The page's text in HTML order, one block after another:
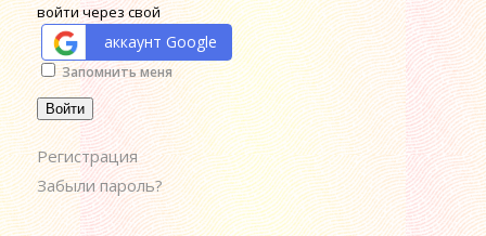
войти через свой
аккаунт Google
Alternative:
Запомнить меня
Войти
Регистрация
Забыли пароль?